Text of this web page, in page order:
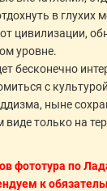
в глухих
цивилизации,
уровне.
бесконечно
с
ныне
виде только на
фототура по
к